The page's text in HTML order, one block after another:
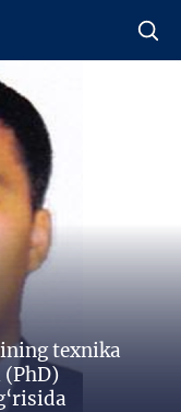
texnika